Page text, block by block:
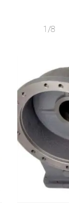
1/8